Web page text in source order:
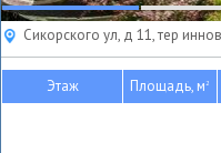
Сикорского ул, д 11, тер
Этаж Площадь, м2